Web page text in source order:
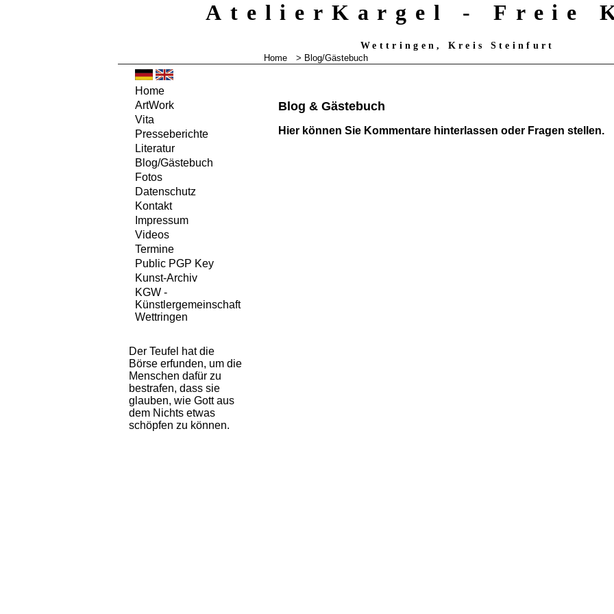
AtelierKargel - Freie
Wettringen, Kreis Steinfurt
Home > Blog/Gästebuch
Blog & Gästebuch
Hier können Sie Kommentare hinterlassen oder Fragen stellen.
Home
ArtWork
Vita
Presseberichte
Literatur
Blog/Gästebuch
Fotos
Datenschutz
Kontakt
Impressum
Videos
Termine
Public PGP Key
Kunst-Archiv
KGW -
Künstlergemeinschaft
Wettringen
Der Teufel hat die
Börse erfunden, um die
Menschen dafür zu
bestrafen, dass sie
glauben, wie Gott aus
dem Nichts etwas
schöpfen zu können.